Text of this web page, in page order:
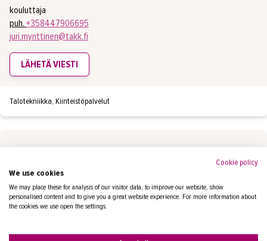
kouluttaja
puh. +358447906695
juri.mynttinen@takk.fi
LÄHETÄ VIESTI
Talotekniikka, Kiinteistöpalvelut
kouluttaja
puh.+358447906289
mikko.manty@takk.fi
LÄHETÄ VIESTI
Cookie policy
We use cookies
We may place these for analysis of our visitor data, to improve our website, show
personalised content and to give you a great website experience. For more information about
the cookies we use open the settings.